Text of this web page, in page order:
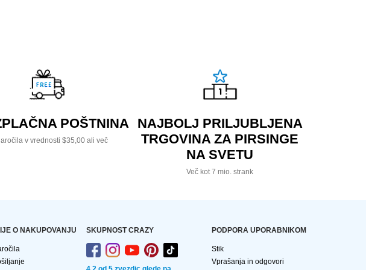
POŠTNINA
v vrednosti $35,00 ali več
NAJBOLJ PRILJUBLJENA
TRGOVINA ZA PIRSINGE
NA SVETU
Več kot 7 mio. strank
O NAKUPOVANJU SKUPNOST CRAZY PODPORA UPORABNIKOM
Stik
Vprašanja in odgovori